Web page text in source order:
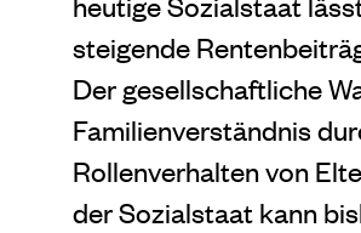
steigende
Der gesellschaftliche
Familienverständnis
Rollenverhalten von
der Sozialstaat kann